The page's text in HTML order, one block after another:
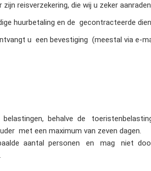
reisverzekering, die wij u zeker
huurbetaling en de gecontracteerde
u een bevestiging (meestal via e-
behalve de
met een maximum van zeven dagen.
aantal personen en mag niet door